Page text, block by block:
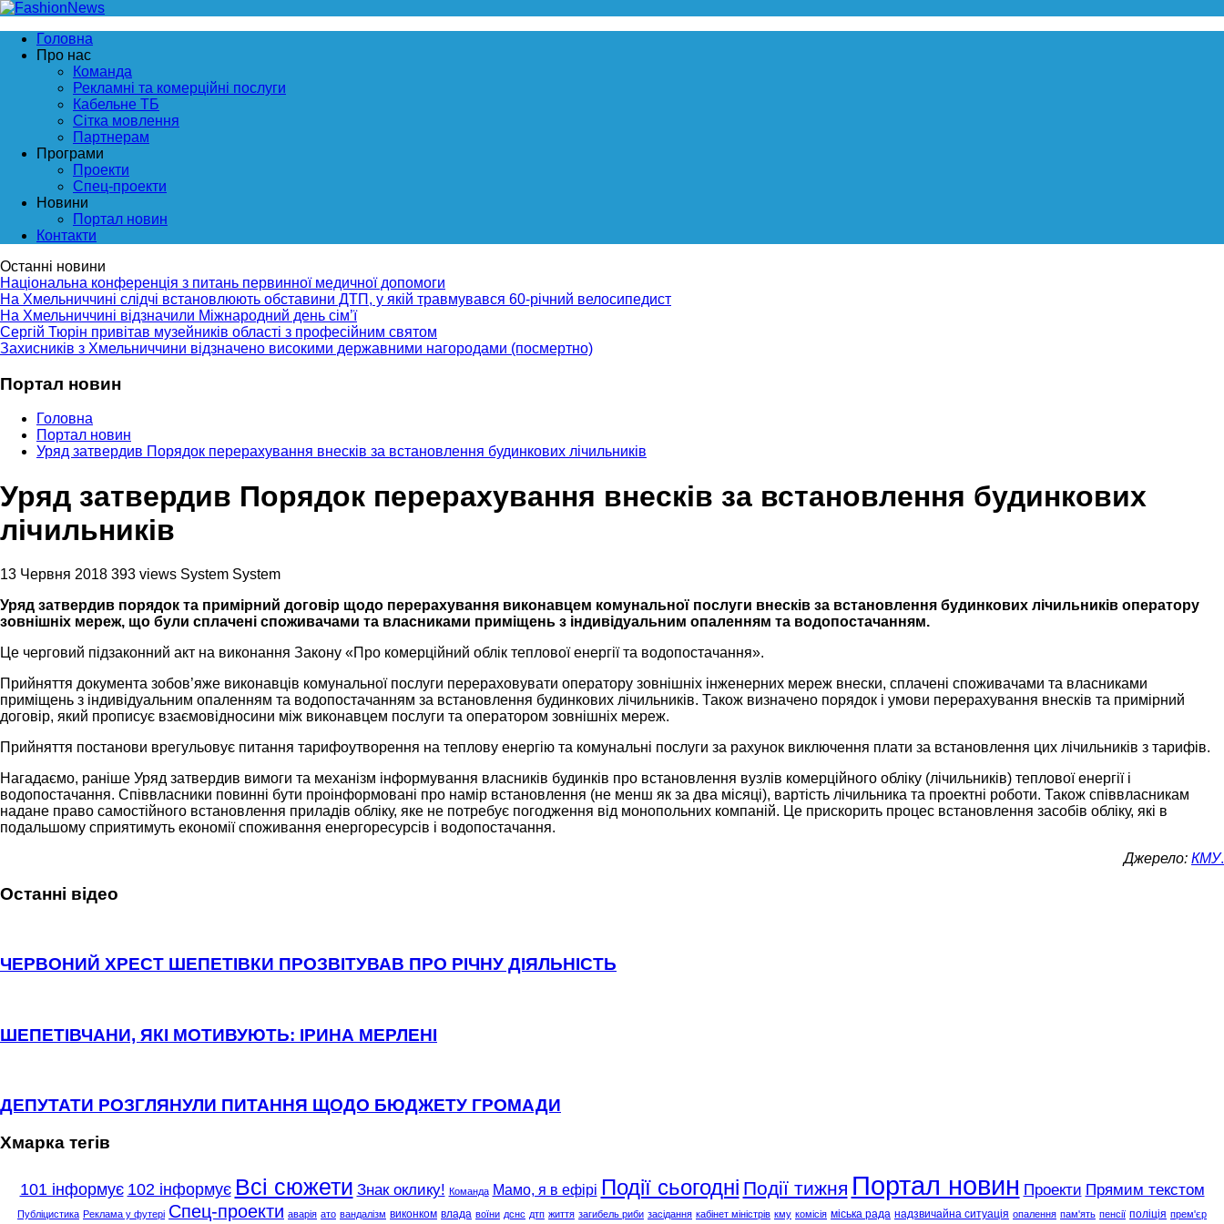
Головна
Про нас
Команда
Рекламні та комерційні послуги
Кабельне ТБ
Сітка мовлення
Партнерам
Програми
Проекти
Спец-проекти
Новини
Портал новин
Контакти
Останні новини
Національна конференція з питань первинної медичної допомоги
На Хмельниччині слідчі встановлюють обставини ДТП, у якій травмувався 60-річний велосипедист
На Хмельниччині відзначили Міжнародний день сім’ї
Сергій Тюрін привітав музейників області з професійним святом
Захисників з Хмельниччини відзначено високими державними нагородами (посмертно)
Портал новин
Головна
Портал новин
Уряд затвердив Порядок перерахування внесків за встановлення будинкових лічильників
Уряд затвердив Порядок перерахування внесків за встановлення будинкових
лічильників
13 Червня 2018 393 views System System
Уряд затвердив порядок та примірний договір щодо перерахування виконавцем комунальної послуги внесків за встановлення будинкових лічильників оператору
зовнішніх мереж, що були сплачені споживачами та власниками приміщень з індивідуальним опаленням та водопостачанням.
Це черговий підзаконний акт на виконання Закону «Про комерційний облік теплової енергії та водопостачання».
Прийняття документа зобов’яже виконавців комунальної послуги перераховувати оператору зовнішніх інженерних мереж внески, сплачені споживачами та власниками
приміщень з індивідуальним опаленням та водопостачанням за встановлення будинкових лічильників. Також визначено порядок і умови перерахування внесків та примірний
договір, який прописує взаємовідносини між виконавцем послуги та оператором зовнішніх мереж.
Прийняття постанови врегульовує питання тарифоутворення на теплову енергію та комунальні послуги за рахунок виключення плати за встановлення цих лічильників з тарифів.
Нагадаємо, раніше Уряд затвердив вимоги та механізм інформування власників будинків про встановлення вузлів комерційного обліку (лічильників) теплової енергії і
водопостачання. Співвласники повинні бути проінформовані про намір встановлення (не менш як за два місяці), вартість лічильника та проектні роботи. Також співвласникам
надане право самостійного встановлення приладів обліку, яке не потребує погодження від монопольних компаній. Це прискорить процес встановлення засобів обліку, які в
подальшому сприятимуть економії споживання енергоресурсів і водопостачання.
Джерело: КМУ.
Останні відео
ЧЕРВОНИЙ ХРЕСТ ШЕПЕТІВКИ ПРОЗВІТУВАВ ПРО РІЧНУ ДІЯЛЬНІСТЬ
ШЕПЕТІВЧАНИ, ЯКІ МОТИВУЮТЬ: ІРИНА МЕРЛЕНІ
ДЕПУТАТИ РОЗГЛЯНУЛИ ПИТАННЯ ЩОДО БЮДЖЕТУ ГРОМАДИ
Хмарка тегів
101 інформує 102 інформує Всі сюжети Знак оклику! Команда Мамо, я в ефірі Події сьогодні Події тижня Портал новин Проекти Прямим текстом
Публіцистика Реклама у футері Спец-проекти аварія ато вандалізм виконком влада воїни дснс дтп життя загибель риби засідання кабінет міністрів кму комісія міська рада надзвичайна ситуація опалення пам'ять пенсії поліція прем'єр